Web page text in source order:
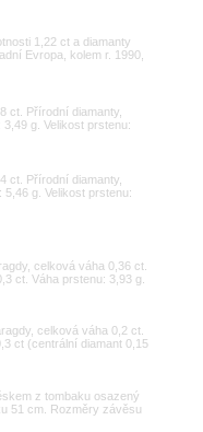
1,22 ct a diamanty
Evropa, kolem r. 1990,
ct. Přírodní diamanty,
g. Velikost prstenu:
ct. Přírodní diamanty,
g. Velikost prstenu:
celková váha 0,36 ct.
ct. Váha prstenu: 3,93 g.
celková váha 0,2 ct.
ct (centrální diamant 0,15
z tombaku osazený
51 cm. Rozměry závěsu